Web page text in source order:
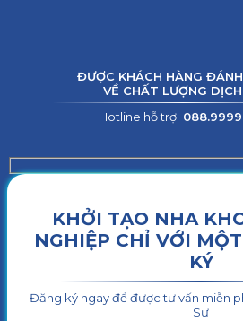
ĐƯỢC KHÁCH HÀNG
VỀ CHẤT LƯỢNG
Hotline hỗ trợ:
KHỞI TẠO NHA
NGHIỆP CHỈ VỚI
KÝ
Đăng ký ngay để được tư vấn miễn
Sư